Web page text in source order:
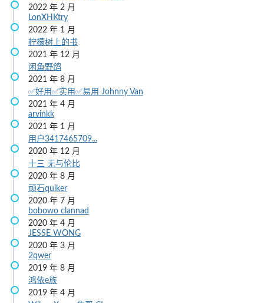
2022 年 2 月
LonXHKtry
2022 年 1 月
柠檬树上的书
2021 年 12 月
闲鱼野鸽
2021 年 8 月
✅好用✅实用✅易用 Johnny Van
2021 年 4 月
arvinkk
2021 年 1 月
用户3417465709...
2020 年 12 月
十三 无与伦比
2020 年 8 月
顽石quiker
2020 年 7 月
bobowo clannad
2020 年 4 月
JESSE WONG
2020 年 3 月
2qwer
2019 年 8 月
鸿依e族
2019 年 4 月